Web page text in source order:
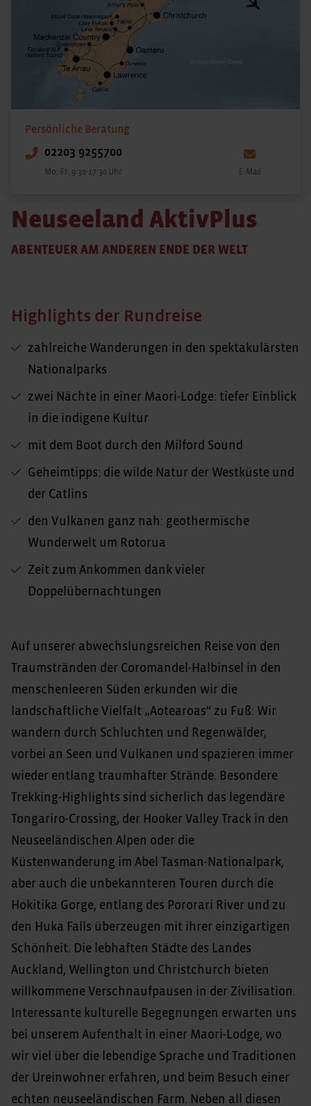
Persönliche Beratung
02203 9255700
Mo.-Fr. 9:30-17:30 Uhr E-Mail
Neuseeland AktivPlus
ABENTEUER AM ANDEREN ENDE DER WELT
Highlights der Rundreise
zahlreiche Wanderungen in den spektakulärsten
Nationalparks
zwei Nächte in einer Maori-Lodge: tiefer Einblick
in die indigene Kultur
mit dem Boot durch den Milford Sound
Geheimtipps: die wilde Natur der Westküste und
der Catlins
den Vulkanen ganz nah: geothermische
Wunderwelt um Rotorua
Zeit zum Ankommen dank vieler
Doppelübernachtungen
Auf unserer abwechslungsreichen Reise von den
Traumstränden der Coromandel-Halbinsel in den
menschenleeren Süden erkunden wir die
landschaftliche Vielfalt „Aotearoas“ zu Fuß: Wir
wandern durch Schluchten und Regenwälder,
vorbei an Seen und Vulkanen und spazieren immer
wieder entlang traumhafter Strände. Besondere
Trekking-Highlights sind sicherlich das legendäre
Tongariro-Crossing, der Hooker Valley Track in den
Neuseeländischen Alpen oder die
Küstenwanderung im Abel Tasman-Nationalpark,
aber auch die unbekannteren Touren durch die
Hokitika Gorge, entlang des Pororari River und zu
den Huka Falls überzeugen mit ihrer einzigartigen
Schönheit. Die lebhaften Städte des Landes
Auckland, Wellington und Christchurch bieten
willkommene Verschnaufpausen in der Zivilisation.
Interessante kulturelle Begegnungen erwarten uns
bei unserem Aufenthalt in einer Maori-Lodge, wo
wir viel über die lebendige Sprache und Traditionen
der Ureinwohner erfahren, und beim Besuch einer
echten neuseeländischen Farm. Neben all diesen